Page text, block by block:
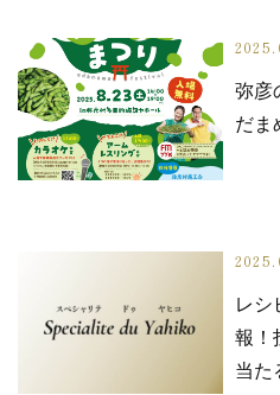
弥彦
だま
レシ
報！
当た